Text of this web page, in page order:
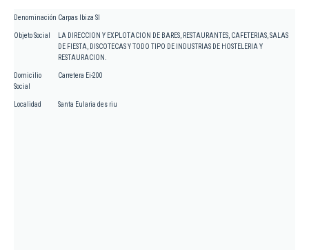
Denominación Carpas Ibiza Sl
Objeto Social
LA DIRECCION Y EXPLOTACION DE BARES, RESTAURANTES, CAFETERIAS, SALAS
DE FIESTA, DISCOTECAS Y TODO TIPO DE INDUSTRIAS DE HOSTELERIA Y
RESTAURACION.
Domicilio
Social
Carretera Ei-200
Localidad Santa Eularia des riu